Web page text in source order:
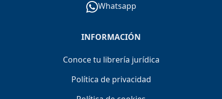
Whatsapp
INFORMACIÓN
Conoce tu librería jurídica
Política de privacidad